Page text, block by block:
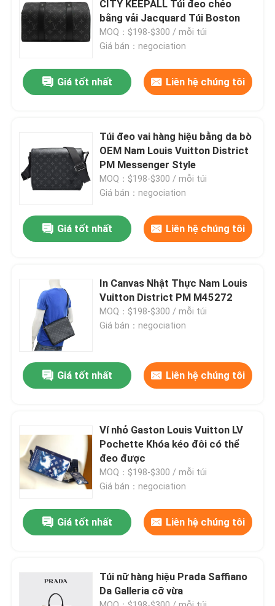
Các sản phẩm
CITY KEEPALL Túi đeo chéo
bằng vải Jacquard Túi Boston
MOQ：$198-$300 / mỗi túi
Giá bán：negociation
Giá tốt nhất Liên hệ chúng tôi
Túi đeo vai hàng hiệu bằng da bò
OEM Nam Louis Vuitton District
PM Messenger Style
MOQ：$198-$300 / mỗi túi
Giá bán：negociation
Giá tốt nhất Liên hệ chúng tôi
In Canvas Nhật Thực Nam Louis
Vuitton District PM M45272
MOQ：$198-$300 / mỗi túi
Giá bán：negociation
Giá tốt nhất Liên hệ chúng tôi
Ví nhỏ Gaston Louis Vuitton LV
Pochette Khóa kéo đôi có thể
đeo được
MOQ：$198-$300 / mỗi túi
Giá bán：negociation
Giá tốt nhất Liên hệ chúng tôi
Túi nữ hàng hiệu Prada Saffiano
Da Galleria cỡ vừa